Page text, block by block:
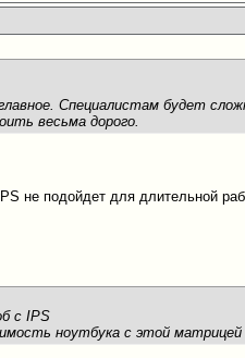
Специалистам будет
весьма дорого.
не подойдет для длительной
с IPS
ноутбука с этой